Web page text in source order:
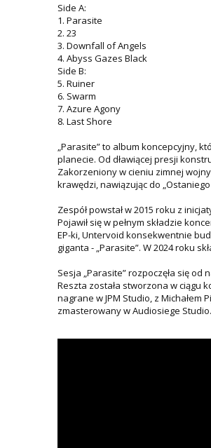
Side A:
1. Parasite
2. 23
3. Downfall of Angels
4. Abyss Gazes Black
Side B:
5. Ruiner
6. Swarm
7. Azure Agony
8. Last Shore
„Parasite” to album koncepcyjny,
planecie. Od dławiącej presji
Zakorzeniony w cieniu zimnej
krawędzi, nawiązując do „Ostaniego
Zespół powstał w 2015 roku z
Pojawił się w pełnym składzie
EP-ki, Untervoid konsekwentnie
giganta - „Parasite”. W 2024 roku
Sesja „Parasite” rozpoczęła się
Reszta została stworzona w ciągu
nagrane w JPM Studio, z
zmasterowany w Audiosiege